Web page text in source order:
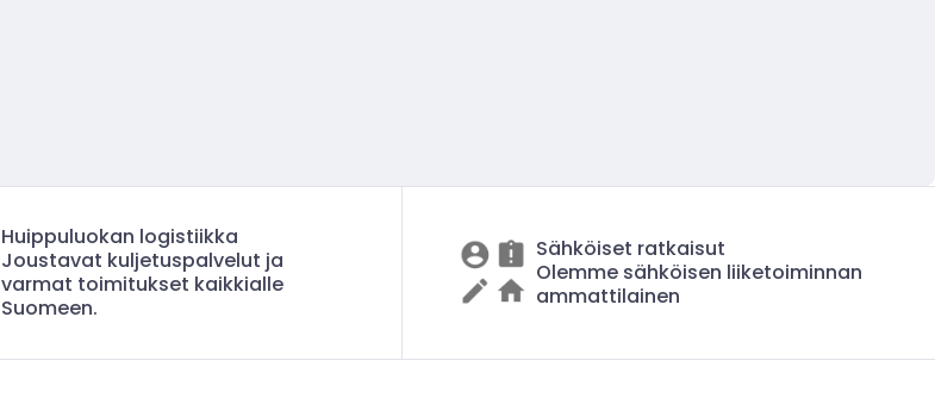
Huippuluokan logistiikka
Joustavat kuljetuspalvelut ja
varmat toimitukset kaikkialle
Suomeen.
Sähköiset ratkaisut
Olemme sähköisen liiketoiminnan
ammattilainen